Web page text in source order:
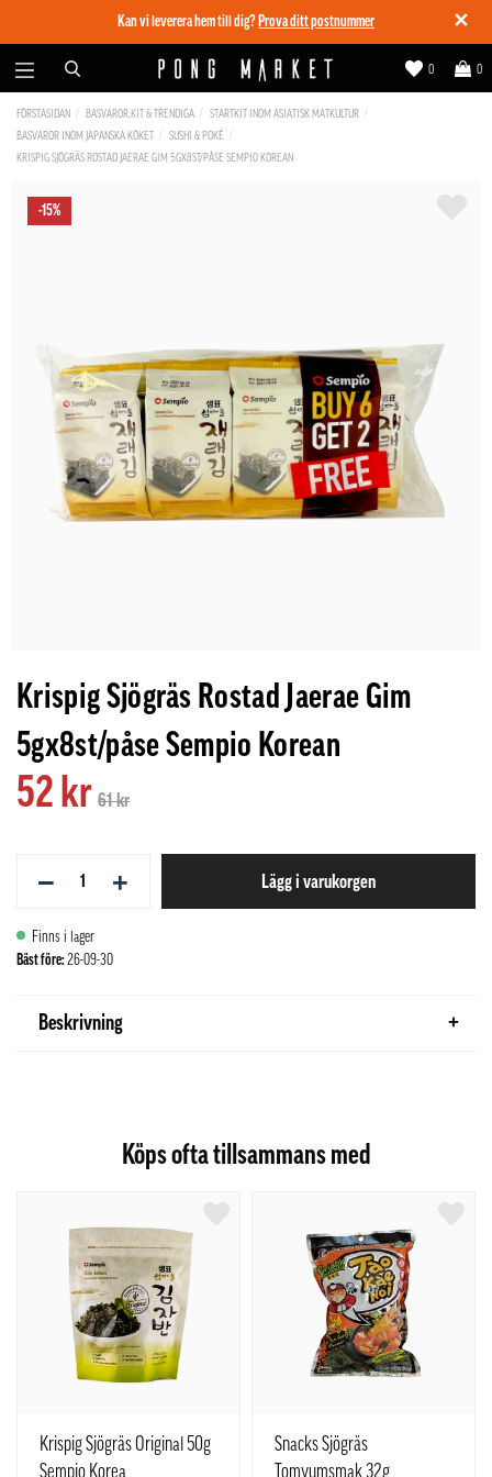
✕
Kan vi leverera hem till dig? Prova ditt postnummer
0
0
FÖRSTASIDAN BASVAROR,KIT & TRENDIGA
STARTKIT INOM ASIATISK MATKULTUR
BASVAROR INOM JAPANSKA KÖKET
SUSHI & POKÉ
KRISPIG SJÖGRÄS ROSTAD JAERAE GIM 5GX8ST/PÅSE SEMPIO KOREAN
-15%
Krispig Sjögräs Rostad Jaerae Gim
5gx8st/påse Sempio Korean
52 kr 61 kr
− + Lägg i varukorgen
Finns i lager
Bäst före:26-09-30
Beskrivning
Köps ofta tillsammans med
Krispig Sjögräs Original 50g
Sempio Korea
Snacks Sjögräs
Tomyumsmak 32g